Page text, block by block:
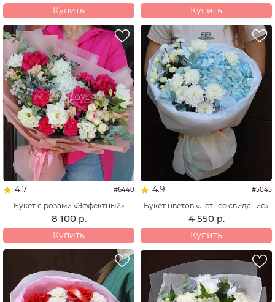
Купить
Купить
4.7 #6440
Букет с розами «Эффектный»
8 100 р.
Купить
4.9 #5045
Букет цветов «Летнее свидание»
4 550 р.
Купить